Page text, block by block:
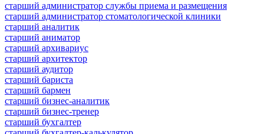
старший администратор службы приема и размещения
старший администратор стоматологической клиники
старший аналитик
старший аниматор
старший архивариус
старший архитектор
старший аудитор
старший бариста
старший бармен
старший бизнес-аналитик
старший бизнес-тренер
старший бухгалтер